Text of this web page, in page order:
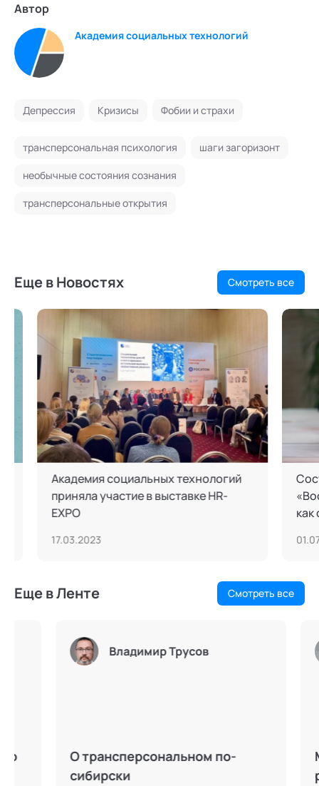
Автор
Академия социальных технологий
Депрессия Кризисы Фобии и страхи
трансперсональная психология шаги загоризонт
необычные состояния сознания
трансперсональные открытия
Еще в Новостях Смотреть все
Академия социальных технологий
приняла участие в выставке HR-
EXPO
17.03.2023
как
Еще в Ленте Смотреть все
Владимир Трусов
О трансперсональном по-
сибирски